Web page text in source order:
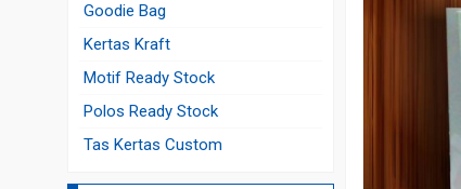
Goodie Bag
Kertas Kraft
Motif Ready Stock
Polos Ready Stock
Tas Kertas Custom